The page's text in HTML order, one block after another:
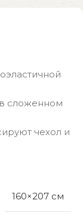
сложенном
чехол и
160×207 см